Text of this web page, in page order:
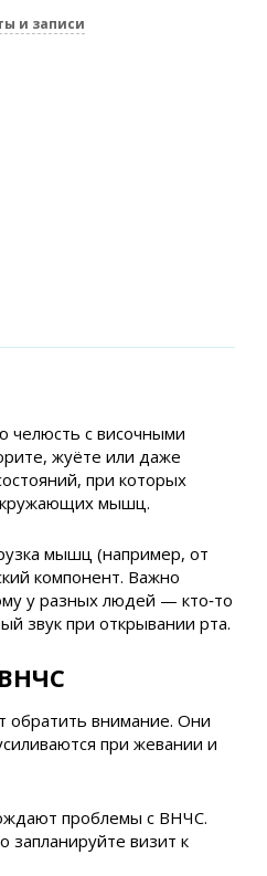
и записи
челюсть с височными
жуёте или даже
при которых
окружающих мышц.
мышц (например, от
компонент. Важно
у разных людей — кто‑то
звук при открывании рта.
обратить внимание. Они
при жевании и
проблемы с ВНЧС.
запланируйте визит к